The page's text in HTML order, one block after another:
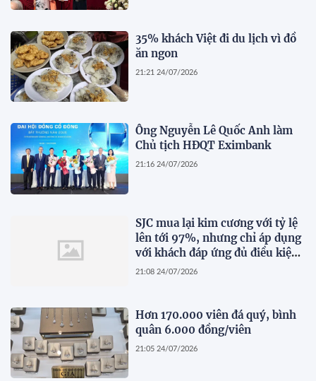
35% khách Việt đi du lịch vì đồ
ăn ngon
21:21 24/07/2026
Ông Nguyễn Lê Quốc Anh làm
Chủ tịch HĐQT Eximbank
21:16 24/07/2026
SJC mua lại kim cương với tỷ lệ
lên tới 97%, nhưng chỉ áp dụng
với khách đáp ứng đủ điều kiện
này
21:08 24/07/2026
Hơn 170.000 viên đá quý, bình
quân 6.000 đồng/viên
21:05 24/07/2026